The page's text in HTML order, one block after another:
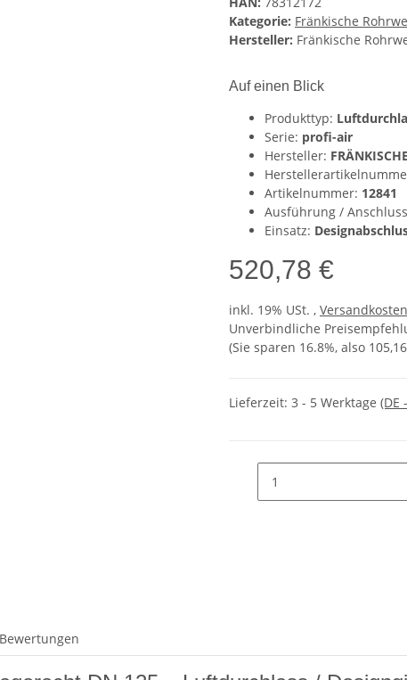
Kategorie: Fränkische
Hersteller: Fränkische
Auf einen Blick
Produkttyp:
Serie: profi-air
Hersteller:
Artikelnummer: 12841
Ausführung /
Einsatz:
520,78 €
inkl. 19% USt. ,
Unverbindliche
(Sie sparen 16.8%, also
Lieferzeit: 3 - 5 Werktage (DE
Bewertungen